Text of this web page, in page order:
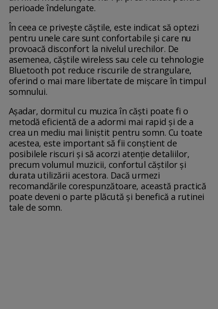
perioade îndelungate.
În ceea ce privește căștile, este indicat să optezi
pentru unele care sunt confortabile și care nu
provoacă disconfort la nivelul urechilor. De
asemenea, căștile wireless sau cele cu tehnologie
Bluetooth pot reduce riscurile de strangulare,
oferind o mai mare libertate de mișcare în timpul
somnului.
Așadar, dormitul cu muzica în căști poate fi o
metodă eficientă de a adormi mai rapid și de a
crea un mediu mai liniștit pentru somn. Cu toate
acestea, este important să fii conștient de
posibilele riscuri și să acorzi atenție detaliilor,
precum volumul muzicii, confortul căștilor și
durata utilizării acestora. Dacă urmezi
recomandările corespunzătoare, această practică
poate deveni o parte plăcută și benefică a rutinei
tale de somn.